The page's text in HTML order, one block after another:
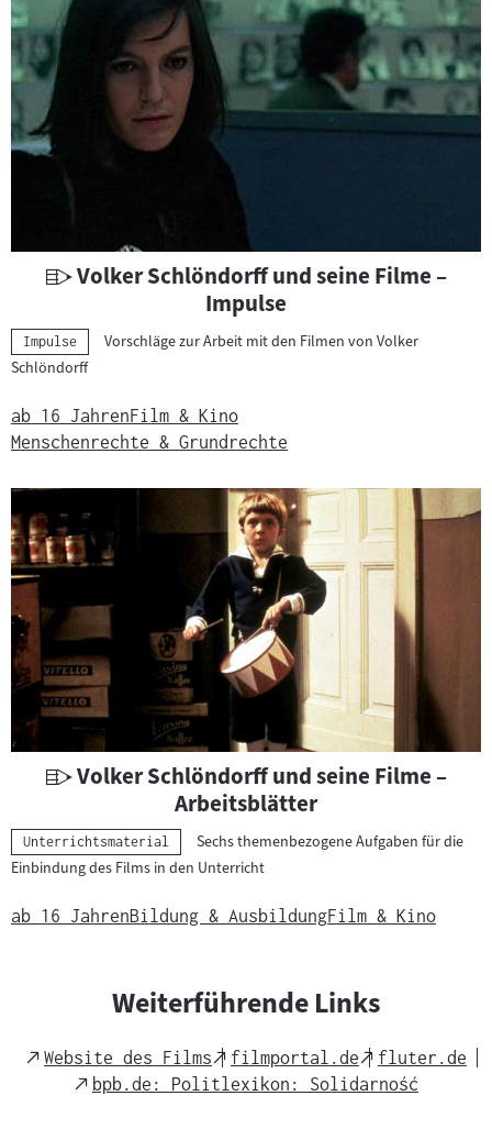
U
t
e
r
i
h
t
s
m
a
t
e
r
i
a
l
Volker Schlöndorff und seine Filme –
Impulse
Kategorie:
Impulse
Vorschläge zur Arbeit mit den Filmen von Volker
Schlöndorff
ab 16 JahrenFilm & Kino
Menschenrechte & Grundrechte
U
t
e
r
r
s
m
Volker Schlöndorff und seine Filme –
Arbeitsblätter
Kategorie:
Unterrichtsmaterial
Sechs themenbezogene Aufgaben für die
Einbindung des Films in den Unterricht
ab 16 JahrenBildung & AusbildungFilm & Kino
Weiterführende Links
External
Link
Website des Films
External
Link
filmportal.de
External
Link
fluter.de
External
bpb.de: Politlexikon: Solidarność